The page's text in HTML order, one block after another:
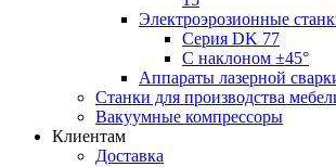
Электроэрозионные
Серия DK 77
С наклоном ±45°
Аппараты лазерной
Станки для производства
Вакуумные компрессоры
Клиентам
Доставка